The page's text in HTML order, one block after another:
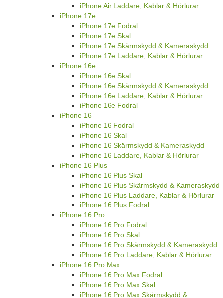
iPhone Air Laddare, Kablar & Hörlurar
iPhone 17e
iPhone 17e Fodral
iPhone 17e Skal
iPhone 17e Skärmskydd & Kameraskydd
iPhone 17e Laddare, Kablar & Hörlurar
iPhone 16e
iPhone 16e Skal
iPhone 16e Skärmskydd & Kameraskydd
iPhone 16e Laddare, Kablar & Hörlurar
iPhone 16e Fodral
iPhone 16
iPhone 16 Fodral
iPhone 16 Skal
iPhone 16 Skärmskydd & Kameraskydd
iPhone 16 Laddare, Kablar & Hörlurar
iPhone 16 Plus
iPhone 16 Plus Skal
iPhone 16 Plus Skärmskydd & Kameraskydd
iPhone 16 Plus Laddare, Kablar & Hörlurar
iPhone 16 Plus Fodral
iPhone 16 Pro
iPhone 16 Pro Fodral
iPhone 16 Pro Skal
iPhone 16 Pro Skärmskydd & Kameraskydd
iPhone 16 Pro Laddare, Kablar & Hörlurar
iPhone 16 Pro Max
iPhone 16 Pro Max Fodral
iPhone 16 Pro Max Skal
iPhone 16 Pro Max Skärmskydd &